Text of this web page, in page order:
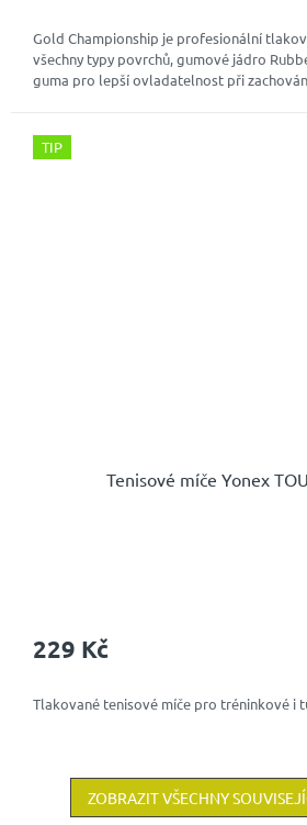
Gold Championship je profesionální
všechny typy povrchů, gumové jádro
guma pro lepší ovladatelnost při
TIP
Tenisové míče Yonex
z
hvězdiček.
229 Kč
Tlakované tenisové míče pro tréninkové i
ZOBRAZIT VŠECHNY